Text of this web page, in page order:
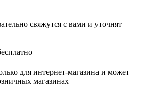
свяжутся с вами и уточнят
для интернет-магазина и может
магазинах